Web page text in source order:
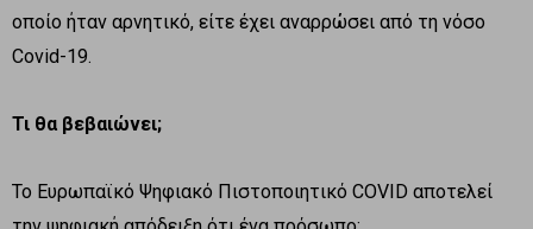
οποίο ήταν αρνητικό, είτε έχει αναρρώσει από τη νόσο
Covid-19.
Τι θα βεβαιώνει;
Το Ευρωπαϊκό Ψηφιακό Πιστοποιητικό COVID αποτελεί